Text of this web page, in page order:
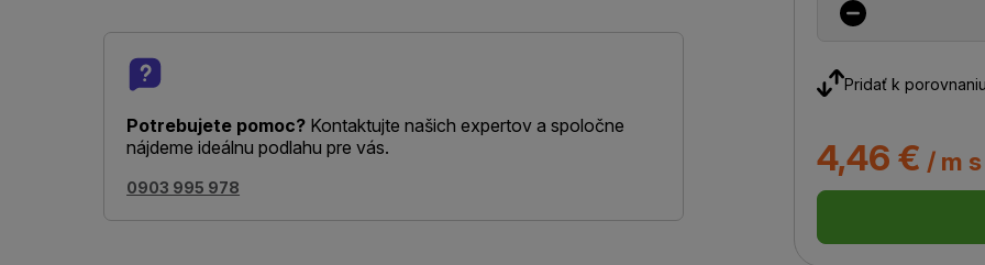
Potrebujete pomoc? Kontaktujte našich expertov a spoločne
nájdeme ideálnu podlahu pre vás.
0903 995 978
Pridať k porovnaniu
4,46 € / m